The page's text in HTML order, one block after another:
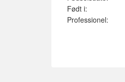
Født i:
Professionel: